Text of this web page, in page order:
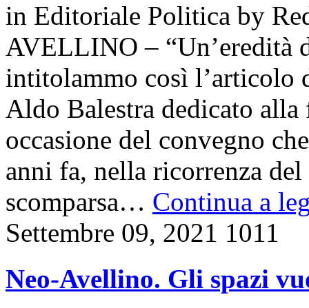
in Editoriale Politica by
AVELLINO – “Un’eredità
intitolammo così l’articolo
Aldo Balestra dedicato
occasione del convegno
anni fa, nella ricorrenza
scomparsa… Continua a
Settembre 09, 2021 1011
Neo-Avellino. Gli spazi